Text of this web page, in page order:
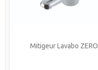
Mitigeur Lavabo ZERO